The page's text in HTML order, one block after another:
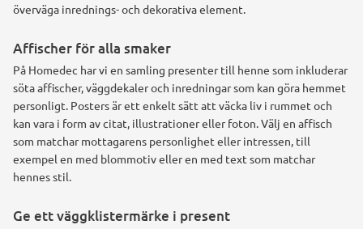
överväga inrednings- och dekorativa element.
Affischer för alla smaker
På Homedec har vi en samling presenter till henne som inkluderar
söta affischer, väggdekaler och inredningar som kan göra hemmet
personligt. Posters är ett enkelt sätt att väcka liv i rummet och
kan vara i form av citat, illustrationer eller foton. Välj en affisch
som matchar mottagarens personlighet eller intressen, till
exempel en med blommotiv eller en med text som matchar
hennes stil.
Ge ett väggklistermärke i present